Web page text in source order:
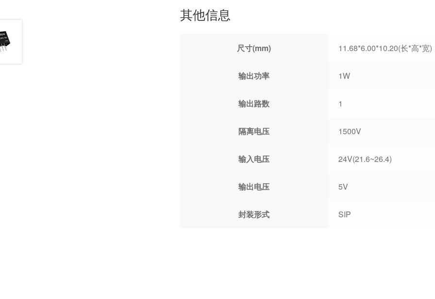
其他信息
尺寸(mm) 11.68*6.00*10.20(长*高*宽)
输出功率 1W
输出路数 1
隔离电压 1500V
输入电压 24V(21.6~26.4)
输出电压 5V
封装形式 SIP